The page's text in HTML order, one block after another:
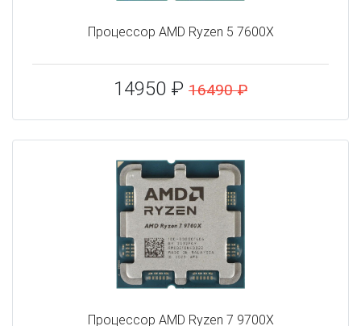
Процессор AMD Ryzen 5 7600X
14950 ₽ 16490 ₽
Процессор AMD Ryzen 7 9700X